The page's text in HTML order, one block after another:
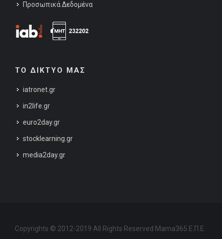
Προσωπικά Δεδομένα
ΤΟ ΔΙΚΤΥΟ ΜΑΣ
iatronet.gr
in2life.gr
euro2day.gr
stocklearning.gr
media2day.gr
Copyrights © 2012-2019 All Rights Reserved Mama365 Ε.Π.Ε.